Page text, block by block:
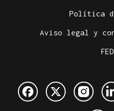
Política
Aviso legal y